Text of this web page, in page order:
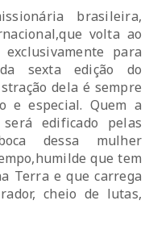
brasileira,
volta ao
para
sexta edição do
dela é sempre
e especial. Quem a
edificado pelas
dessa mulher
que tem
Terra e que carrega
cheio de lutas,